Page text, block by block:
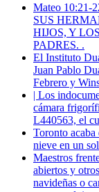
Mateo
SUS
HIJOS, Y
PADRES. .
El Instituto
Juan Pablo
Febrero y
| Los
cámara
L440563, el
Toronto acaba
nieve en un
Maestros
abiertos y
navideñas o